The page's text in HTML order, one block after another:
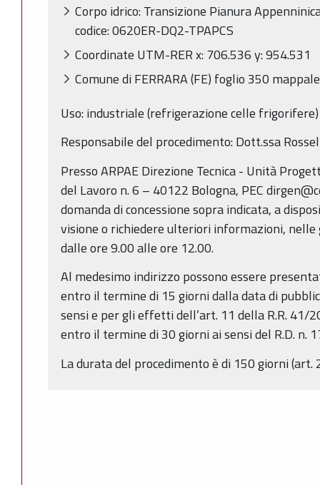
Corpo idrico: Transizione Pianura
codice: 0620ER-DQ2-TPAPCS
Coordinate UTM-RER x: 706.536 y: 954.531
Comune di FERRARA (FE) foglio 350
Uso: industriale (refrigerazione celle frigorifere)
Responsabile del procedimento: Dott.ssa
Presso ARPAE Direzione Tecnica - Unità
del Lavoro n. 6 – 40122 Bologna, PEC
domanda di concessione sopra indicata, a
visione o richiedere ulteriori informazioni,
dalle ore 9.00 alle ore 12.00.
Al medesimo indirizzo possono essere
entro il termine di 15 giorni dalla data di
sensi e per gli effetti dell’art. 11 della R.R. 41/
entro il termine di 30 giorni ai sensi del R.D. n.
La durata del procedimento è di 150 giorni (art.